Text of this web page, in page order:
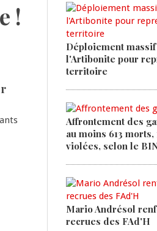
!
Déploiement massif
l'Artibonite pour
territoire
Affrontement des
au moins 613
violées, selon le
Mario Andrésol
recrues des FAd'H